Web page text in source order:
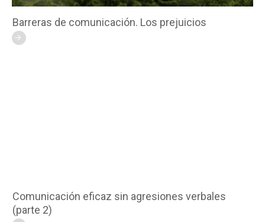
Barreras de comunicación. Los prejuicios
Comunicación eficaz sin agresiones verbales
(parte 2)